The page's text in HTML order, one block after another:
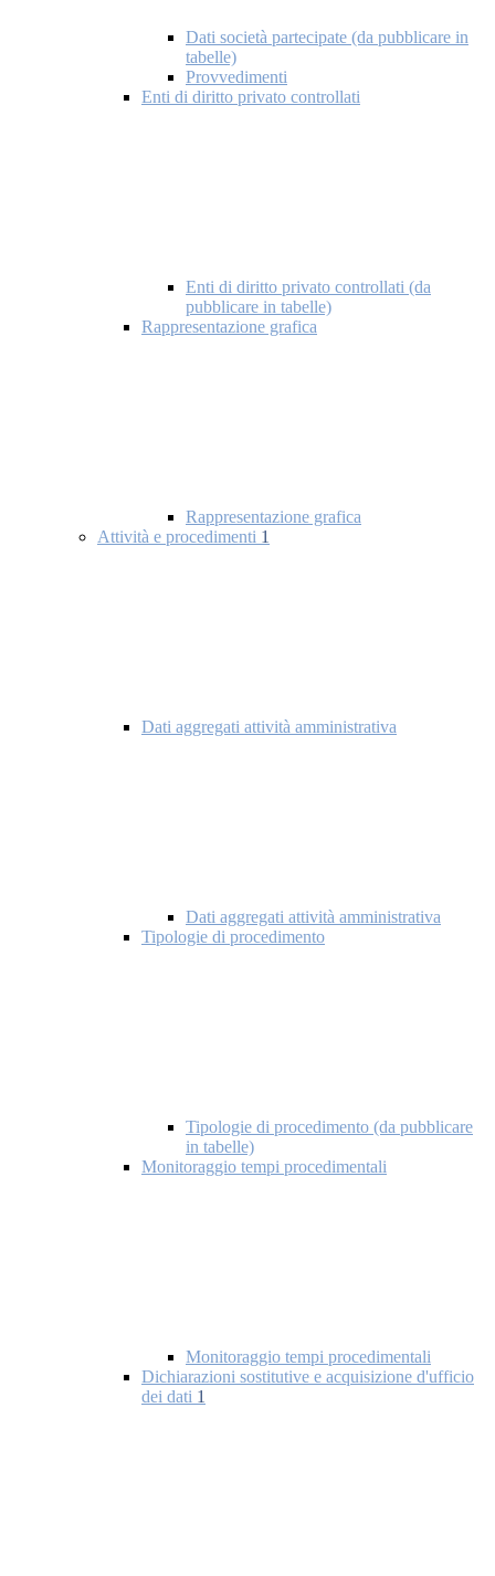
Dati società partecipate (da pubblicare in
tabelle)
Provvedimenti
Enti di diritto privato controllati
Enti di diritto privato controllati (da
pubblicare in tabelle)
Rappresentazione grafica
Rappresentazione grafica
Attività e procedimenti 1
Dati aggregati attività amministrativa
Dati aggregati attività amministrativa
Tipologie di procedimento
Tipologie di procedimento (da pubblicare
in tabelle)
Monitoraggio tempi procedimentali
Monitoraggio tempi procedimentali
Dichiarazioni sostitutive e acquisizione d'ufficio
dei dati 1